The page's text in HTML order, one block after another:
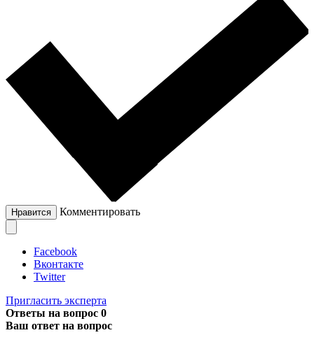
Нравится Комментировать
Facebook
Вконтакте
Twitter
Пригласить эксперта
Ответы на вопрос 0
Ваш ответ на вопрос